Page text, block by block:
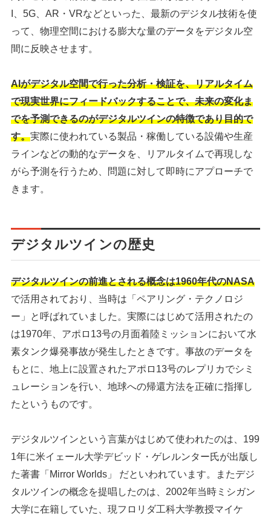
I、5G、AR・VRなどといった、最新のデジタル技術を使
って、物理空間における膨大な量のデータをデジタル空
間に反映させます。
AIがデジタル空間で行った分析・検証を、リアルタイム
で現実世界にフィードバックすることで、未来の変化ま
でを予測できるのがデジタルツインの特徴であり目的で
す。実際に使われている製品・稼働している設備や生産
ラインなどの動的なデータを、リアルタイムで再現しな
がら予測を行うため、問題に対して即時にアプローチで
きます。
デジタルツインの歴史
デジタルツインの前進とされる概念は1960年代のNASA
で活用されており、当時は「ペアリング・テクノロジ
ー」と呼ばれていました。実際にはじめて活用されたの
は1970年、アポロ13号の月面着陸ミッションにおいて水
素タンク爆発事故が発生したときです。事故のデータを
もとに、地上に設置されたアポロ13号のレプリカでシミ
ュレーションを行い、地球への帰還方法を正確に指揮し
たというものです。
デジタルツインという言葉がはじめて使われたのは、199
1年に米イェール大学デビッド・ゲレルンター氏が出版し
た著書「Mirror Worlds」 だといわれています。またデジ
タルツインの概念を提唱したのは、2002年当時ミシガン
大学に在籍していた、現フロリダ工科大学教授マイケ